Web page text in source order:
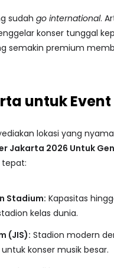
sudah go international.
konser tunggal
semakin premium
untuk Event
lokasi yang
Jakarta 2026 Untuk
tepat:
Stadium: Kapasitas
kelas dunia.
(JIS): Stadion modern
konser musik besar.